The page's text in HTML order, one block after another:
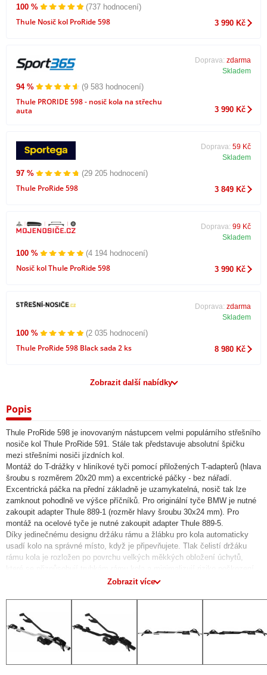
100 % (737 hodnocení)
Thule Nosič kol ProRide 598 3 990 Kč
94 % (9 583 hodnocení)
Thule PRORIDE 598 - nosič kola na střechu
auta
Doprava: zdarma
Skladem
3 990 Kč
97 % (29 205 hodnocení)
Thule ProRide 598
Doprava: 59 Kč
Skladem
3 849 Kč
100 % (4 194 hodnocení)
Nosič kol Thule ProRide 598
Doprava: 99 Kč
Skladem
3 990 Kč
100 % (2 035 hodnocení)
Thule ProRide 598 Black sada 2 ks
Doprava: zdarma
Skladem
8 980 Kč
Zobrazit další nabídky
Popis
Thule ProRide 598 je inovovaným nástupcem velmi populárního střešního
nosiče kol Thule ProRide 591. Stále tak představuje absolutní špičku
mezi střešními nosiči jízdních kol.
Montáž do T-drážky v hliníkové tyči pomocí přiložených T-adapterů (hlava
šroubu s rozměrem 20x20 mm) a excentrické páčky - bez nářadí.
Excentrická páčka na přední základně je uzamykatelná, nosič tak lze
zamknout pohodlně ve výšce příčníků. Pro originální tyče BMW je nutné
zakoupit adapter Thule 889-1 (rozměr hlavy šroubu 30x24 mm). Pro
montáž na ocelové tyče je nutné zakoupit adapter Thule 889-5.
Díky jedinečnému designu držáku rámu a žlábku pro kola automaticky
usadí kolo na správné místo, když je připevňujete. Tlak čelistí držáku
rámu kola je rozložen po povrchu velkých měkkých obložení úchytů,
rámu. Bezpečná montáž – kolo je chráněno před pádem pomocí
80 mm, oválné rámy 80x100 mm. Nově jako jediný na trhu přepraví kola
s karbonovým rámem, pro tyto kola je nutné zakoupit ochranný adapter
Thule 984. Dotažení rámu kola se provádí téměř ve výšce příčníků
otáčením ergonomicky tvarované růžice. Nově je růžice vybavena
momentovým klíčem - správné dotažení rámu kola je signalizováno
Zobrazit více